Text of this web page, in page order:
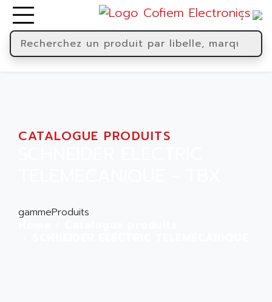
CATALOGUE PRODUITS
gammeProduits